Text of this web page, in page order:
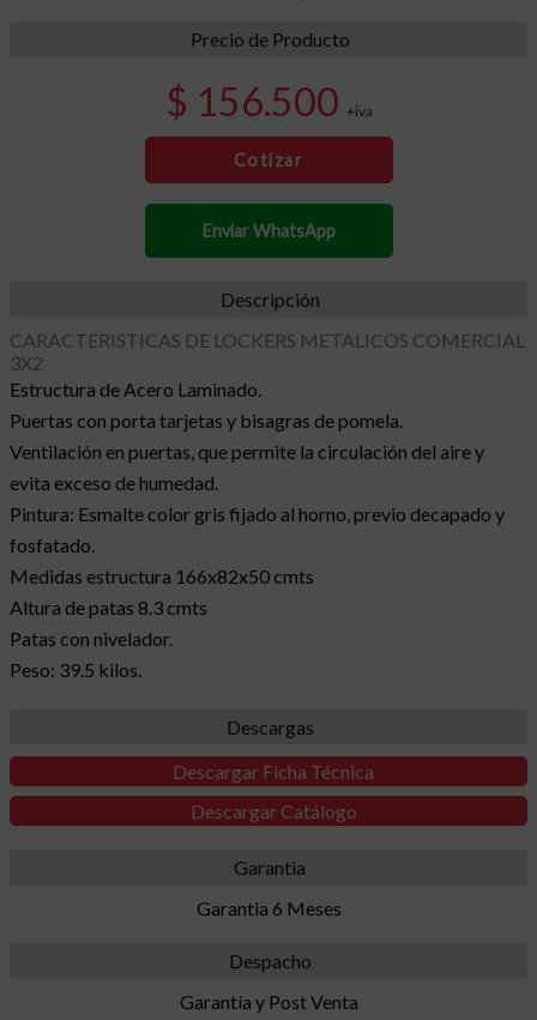
Precio de Producto
$ 156.500 +iva
Cotizar
Enviar WhatsApp
Descripción
CARACTERISTICAS DE LOCKERS METALICOS COMERCIAL
3X2
Estructura de Acero Laminado.
Puertas con porta tarjetas y bisagras de pomela.
Ventilación en puertas, que permite la circulación del aire y
evita exceso de humedad.
Pintura: Esmalte color gris fijado al horno, previo decapado y
fosfatado.
Medidas estructura 166x82x50 cmts
Altura de patas 8.3 cmts
Patas con nivelador.
Peso: 39.5 kilos.
Descargas
Descargar Ficha Técnica
Descargar Catálogo
Garantia
Garantia 6 Meses
Despacho
Garantía y Post Venta